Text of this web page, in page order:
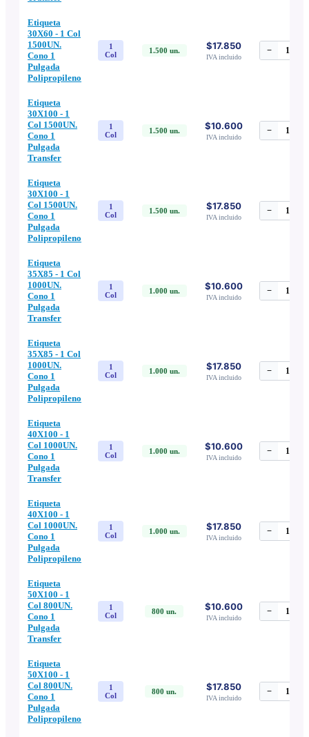
Etiqueta
30X60 - 1 Col
1500UN.
Cono 1
Pulgada
Polipropileno
1
Col
1.500 un. $17.850
IVA incluido
− 1
Etiqueta
30X100 - 1
Col 1500UN.
Cono 1
Pulgada
Transfer
1
Col
1.500 un. $10.600
IVA incluido
− 1
Etiqueta
30X100 - 1
Col 1500UN.
Cono 1
Pulgada
Polipropileno
1
Col
1.500 un. $17.850
IVA incluido
− 1
Etiqueta
35X85 - 1 Col
1000UN.
Cono 1
Pulgada
Transfer
1
Col
1.000 un. $10.600
IVA incluido
− 1
Etiqueta
35X85 - 1 Col
1000UN.
Cono 1
Pulgada
Polipropileno
1
Col
1.000 un. $17.850
IVA incluido
− 1
Etiqueta
40X100 - 1
Col 1000UN.
Cono 1
Pulgada
Transfer
1
Col
1.000 un. $10.600
IVA incluido
− 1
Etiqueta
40X100 - 1
Col 1000UN.
Cono 1
Pulgada
Polipropileno
1
Col
1.000 un. $17.850
IVA incluido
− 1
Etiqueta
50X100 - 1
Col 800UN.
Cono 1
Pulgada
Transfer
1
Col
800 un. $10.600
IVA incluido
− 1
Etiqueta
50X100 - 1
Col 800UN.
Cono 1
Pulgada
Polipropileno
1
Col
800 un. $17.850
IVA incluido
− 1